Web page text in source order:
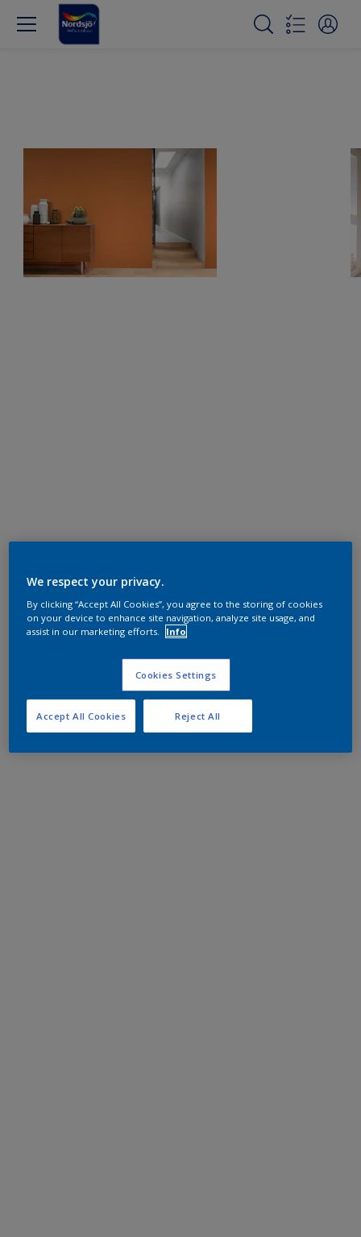
We respect your privacy.
By clicking “Accept All Cookies”, you agree to the storing of cookies
on your device to enhance site navigation, analyze site usage, and
assist in our marketing efforts.
Info
Cookies Settings
Reject All
Accept All Cookies